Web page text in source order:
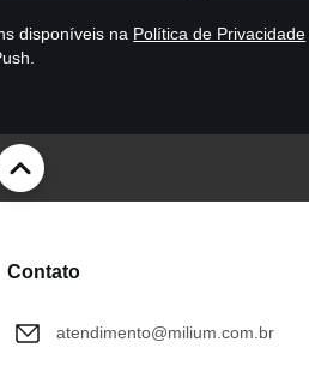
disponíveis na Política de Privacidade
Contato
atendimento@milium.com.br